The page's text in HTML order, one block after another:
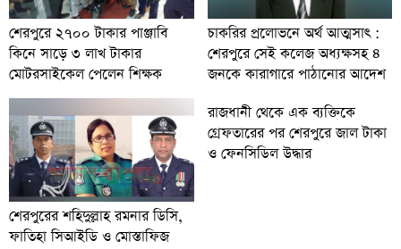
শেরপুরে ২৭০০ টাকার পাঞ্জাবি
কিনে সাড়ে ৩ লাখ টাকার
মোটরসাইকেল পেলেন শিক্ষক
চাকরির প্রলোভনে অর্থ আত্মসাৎ :
শেরপুরে সেই কলেজ অধ্যক্ষসহ ৪
জনকে কারাগারে পাঠানোর আদেশ
শেরপুরের শহিদুল্লাহ রমনার ডিসি,
ফাতিহা সিআইডি ও মোস্তাফিজ
রাজধানী থেকে এক ব্যক্তিকে
গ্রেফতারের পর শেরপুরে জাল টাকা
ও ফেনসিডিল উদ্ধার